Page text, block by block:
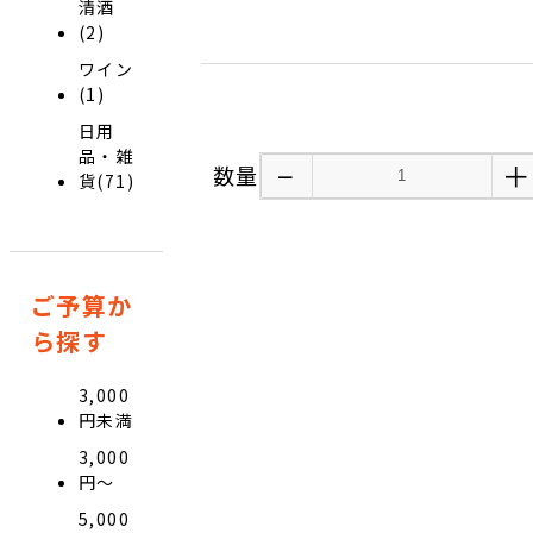
清酒
(2)
ワイン
(1)
日用
品・雑
貨(71)
ご予算か
ら探す
3,000
円未満
3,000
円〜
5,000
数量 − ＋